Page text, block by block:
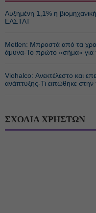
Αυξημένη 1,1% η
ΕΛΣΤΑΤ
Metlen: Μπροστά από τα
άμυνα-Το πρώτο «σήμα» για
Viohalco: Ανεκτέλεστο και
ανάπτυξης-Τι ειπώθηκε στην
ΣΧΟΛΙΑ ΧΡΗΣΤΩΝ